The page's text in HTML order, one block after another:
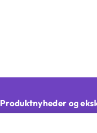
Produktnyheder og
Du kan til enhver tid afmelde dig. Vi behandler